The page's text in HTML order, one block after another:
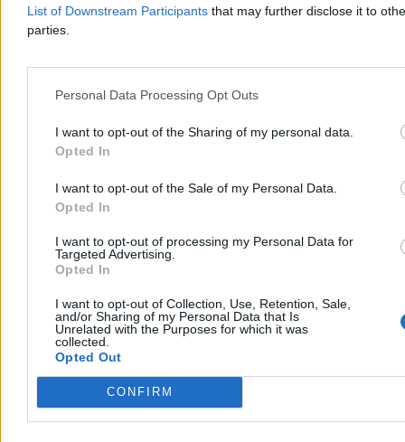
List of Downstream Participants that may further disclose it to
parties.
Personal Data Processing Opt Outs
I want to opt-out of the Sharing of my personal data.
Opted In
I want to opt-out of the Sale of my Personal Data.
Opted In
I want to opt-out of processing my Personal Data for
Targeted Advertising.
Opted In
I want to opt-out of Collection, Use, Retention, Sale,
and/or Sharing of my Personal Data that Is
Unrelated with the Purposes for which it was
collected.
Opted Out
CONFIRM
Biznes
Wiek emerytalny do zmiany? Pełczyńska-Nałęcz